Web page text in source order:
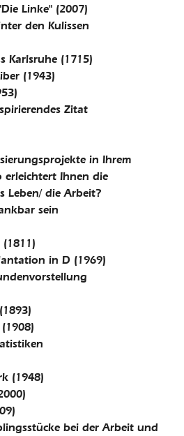
Linke" (2007)
den Kulissen
Karlsruhe (1715)
(1943)
Zitat
in Ihrem
erleichtert Ihnen die
Leben/ die Arbeit?
sein
(1811)
in D (1969)
(1893)
(1908)
(1948)
bei der Arbeit und